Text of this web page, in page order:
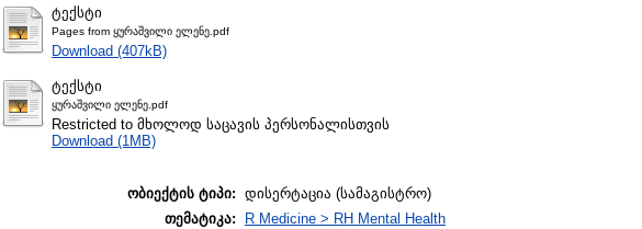
ტექსტი
Pages from ყურაშვილი ელენე.pdf
Download (407kB)
ტექსტი
ყურაშვილი ელენე.pdf
Restricted to მხოლოდ საცავის პერსონალისთვის
Download (1MB)
ობიექტის ტიპი: დისერტაცია (სამაგისტრო)
თემატიკა:
R Medicine > RH Mental Health